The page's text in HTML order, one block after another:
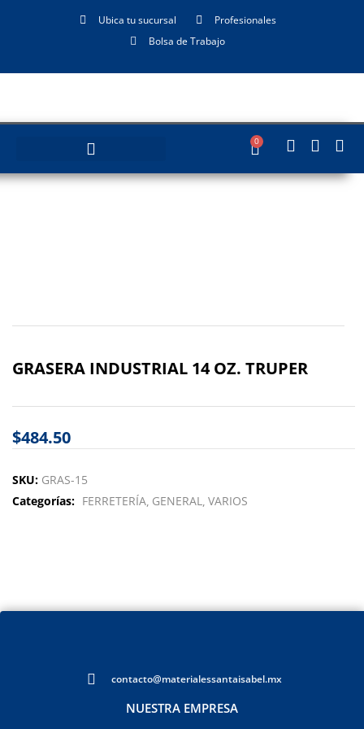
Ubica tu sucursal
Profesionales
Bolsa de Trabajo
0
GRASERA INDUSTRIAL 14 OZ. TRUPER
$484.50
SKU: GRAS-15
Categorías: FERRETERÍA GENERAL VARIOS
contacto@materialessantaisabel.mx
NUESTRA EMPRESA